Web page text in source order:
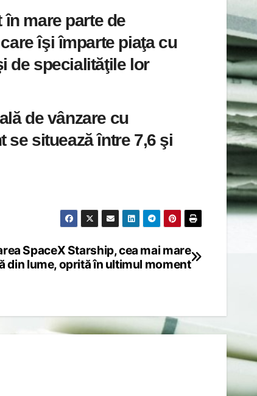
mare parte de
îşi împarte piaţa cu
de specialităţile lor
de vânzare cu
se situează între 7,6 şi
SpaceX Starship, cea mai mare
din lume, oprită în ultimul moment